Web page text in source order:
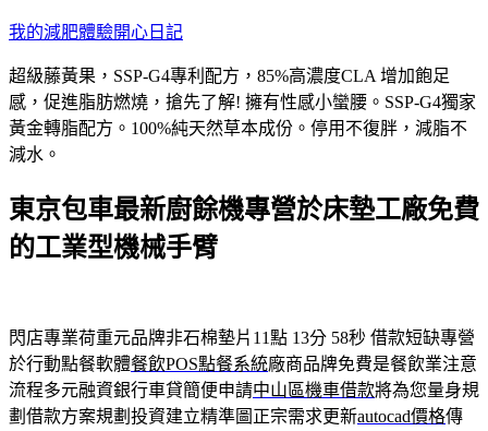
跳
主
要
內
容
我的減肥體驗開心日記
超級藤黃果，SSP-G4專利配方，85%高濃度CLA 增加飽足
感，促進脂肪燃燒，搶先了解! 擁有性感小蠻腰。SSP-G4獨家
黃金轉脂配方。100%純天然草本成份。停用不復胖，減脂不
減水。
東京包車最新廚餘機專營於床墊工廠免費
的工業型機械手臂
閃店專業荷重元品牌非石棉墊片11點 13分 58秒 借款短缺專營
於行動點餐軟體餐飲POS點餐系統廠商品牌免費是餐飲業注意
流程多元融資銀行車貸簡便申請中山區機車借款將為您量身規
劃借款方案規劃投資建立精準圖正宗需求更新autocad價格傳